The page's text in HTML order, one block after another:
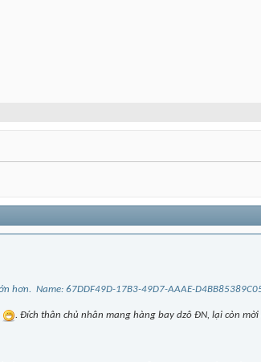
. Đích thân chủ nhân mang hàng bay dzô ĐN, lại còn